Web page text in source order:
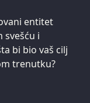
entitet
svešću i
bi bio vaš cilj
trenutku?